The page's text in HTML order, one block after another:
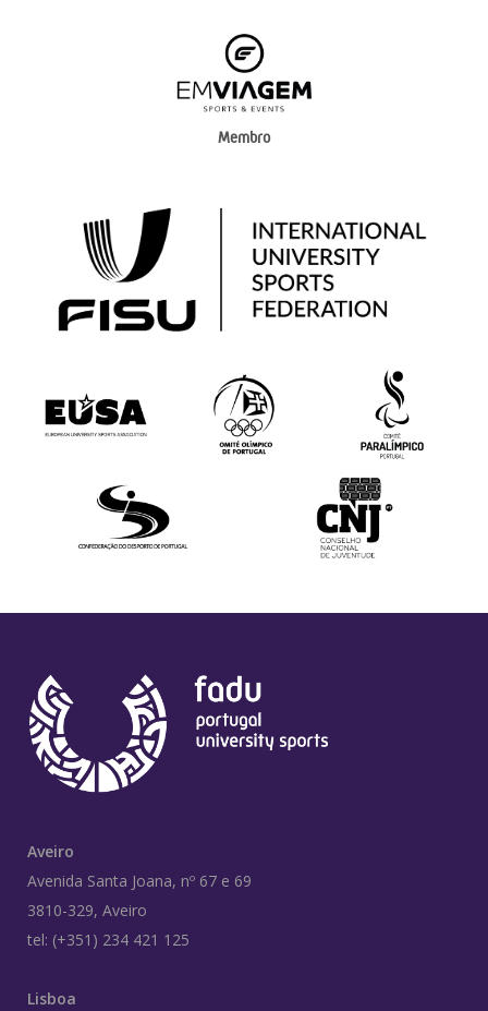
Membro
Aveiro
Avenida Santa Joana, nº 67 e 69
3810-329, Aveiro
tel: (+351) 234 421 125
Lisboa